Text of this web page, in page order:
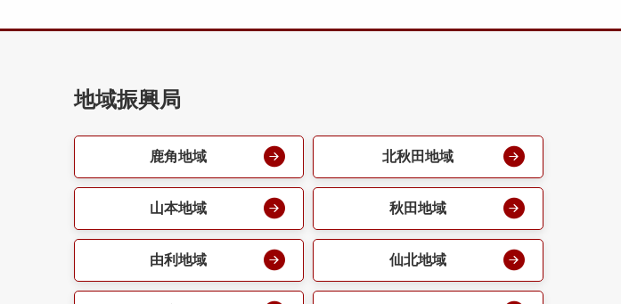
地域振興局
鹿角地域 北秋田地域
山本地域 秋田地域
由利地域 仙北地域